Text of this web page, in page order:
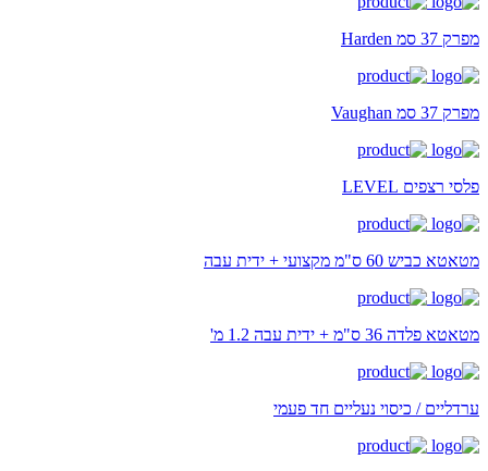
מפרק 37 סמ Harden
מפרק 37 סמ Vaughan
פלסי רצפים LEVEL
מטאטא כביש 60 ס"מ מקצועי + ידית עבה
מטאטא פלדה 36 ס"מ + ידית עבה 1.2 מ'
ערדליים / כיסוי נעליים חד פעמי